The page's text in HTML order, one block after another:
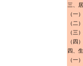
三、
（一
（二
（三
（四
四、
（一